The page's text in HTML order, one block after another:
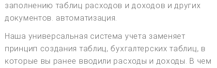
заполнению таблиц расходов и доходов и других
документов. автоматизация.
Наша универсальная система учета заменяет
принцип создания таблиц, бухгалтерских таблиц, в
которые вы ранее вводили расходы и доходы. В чем